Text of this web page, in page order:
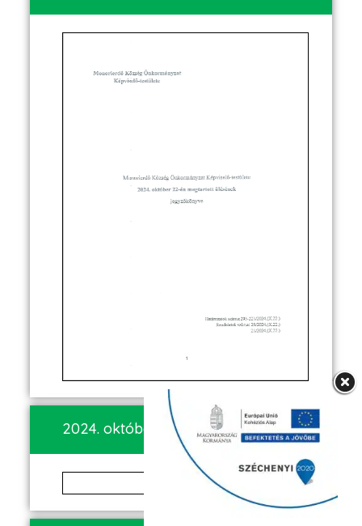
2024. október 1.